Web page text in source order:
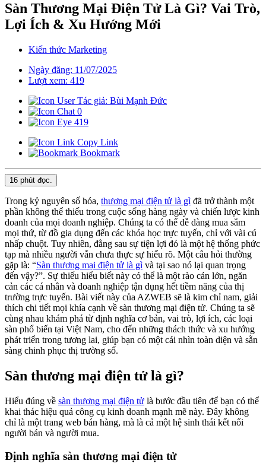
Sàn Thương Mại Điện Tử Là Gì? Vai Trò,
Lợi Ích & Xu Hướng Mới
Kiến thức Marketing
Ngày đăng: 11/07/2025
Lượt xem: 419
Tác giả: Bùi Mạnh Đức
0
419
Copy Link
Bookmark
16 phút đọc.
Trong kỷ nguyên số hóa, thương mại điện tử là gì đã trở thành một
phần không thể thiếu trong cuộc sống hàng ngày và chiến lược kinh
doanh của mọi doanh nghiệp. Chúng ta có thể dễ dàng mua sắm
mọi thứ, từ đồ gia dụng đến các khóa học trực tuyến, chỉ với vài cú
nhấp chuột. Tuy nhiên, đằng sau sự tiện lợi đó là một hệ thống phức
tạp mà nhiều người vẫn chưa thực sự hiểu rõ. Một câu hỏi thường
gặp là: “Sàn thương mại điện tử là gì và tại sao nó lại quan trọng
đến vậy?”. Sự thiếu hiểu biết này có thể là một rào cản lớn, ngăn
cản các cá nhân và doanh nghiệp tận dụng hết tiềm năng của thị
trường trực tuyến. Bài viết này của AZWEB sẽ là kim chỉ nam, giải
thích chi tiết mọi khía cạnh về sàn thương mại điện tử. Chúng ta sẽ
cùng nhau khám phá từ định nghĩa cơ bản, vai trò, lợi ích, các loại
sàn phổ biến tại Việt Nam, cho đến những thách thức và xu hướng
phát triển trong tương lai, giúp bạn có một cái nhìn toàn diện và sẵn
sàng chinh phục thị trường số.
Sàn thương mại điện tử là gì?
Hiểu đúng về sàn thương mại điện tử là bước đầu tiên để bạn có thể
khai thác hiệu quả công cụ kinh doanh mạnh mẽ này. Đây không
chỉ là một trang web bán hàng, mà là cả một hệ sinh thái kết nối
người bán và người mua.
Định nghĩa sàn thương mại điện tử